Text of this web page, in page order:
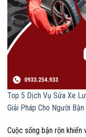
Top 5 Dịch Vụ Sửa Xe
Giải Pháp Cho Người Bận
Cuộc sống bận rộn